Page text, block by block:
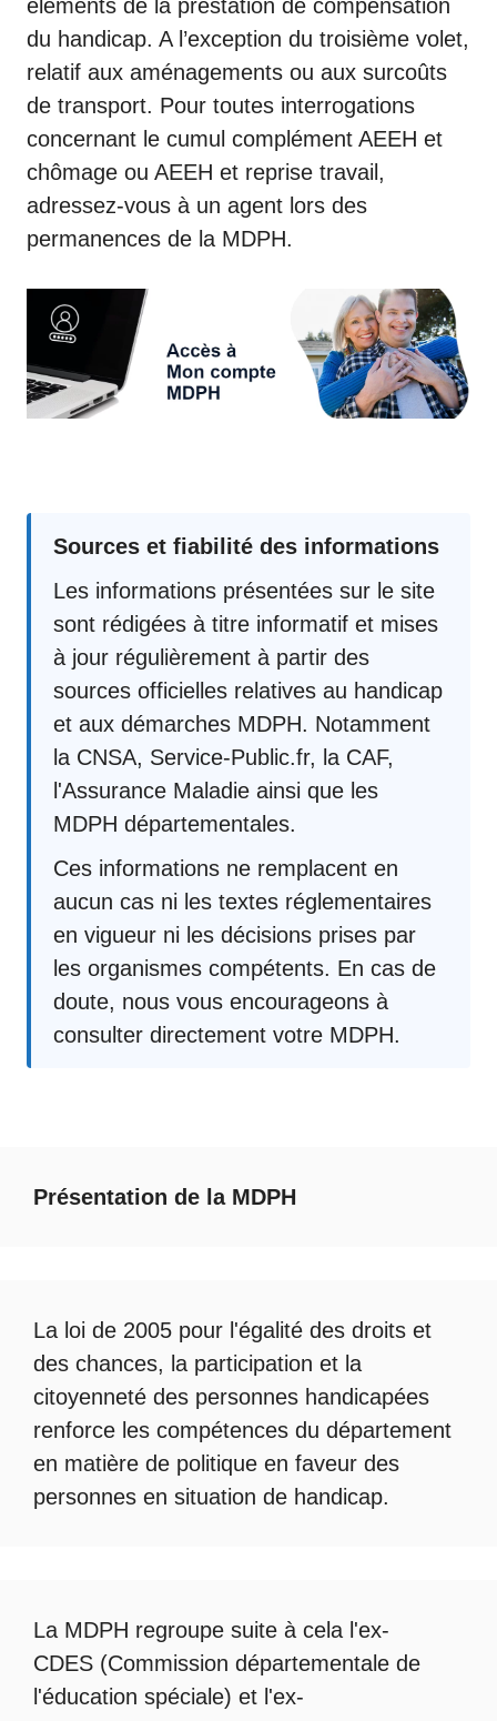
éléments de la prestation de compensation
du handicap. A l’exception du troisième volet,
relatif aux aménagements ou aux surcoûts
de transport. Pour toutes interrogations
concernant le cumul complément AEEH et
chômage ou AEEH et reprise travail,
adressez-vous à un agent lors des
permanences de la MDPH.
Sources et fiabilité des informations
Les informations présentées sur le site
sont rédigées à titre informatif et mises
à jour régulièrement à partir des
sources officielles relatives au handicap
et aux démarches MDPH. Notamment
la CNSA, Service-Public.fr, la CAF,
l'Assurance Maladie ainsi que les
MDPH départementales.
Ces informations ne remplacent en
aucun cas ni les textes réglementaires
en vigueur ni les décisions prises par
les organismes compétents. En cas de
doute, nous vous encourageons à
consulter directement votre MDPH.
Présentation de la MDPH
La loi de 2005 pour l'égalité des droits et
des chances, la participation et la
citoyenneté des personnes handicapées
renforce les compétences du département
en matière de politique en faveur des
personnes en situation de handicap.
La MDPH regroupe suite à cela l'ex-
CDES (Commission départementale de
l'éducation spéciale) et l'ex-